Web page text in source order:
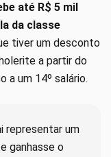
até R$ 5 mil
da classe
tiver um desconto
a partir do
a um 14º salário.
representar um
ganhasse o